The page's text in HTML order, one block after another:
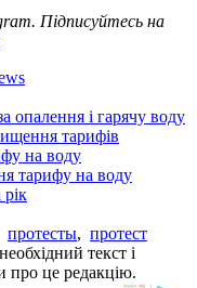
Підписуйтесь на
опалення і гарячу воду
тарифів
на воду
тарифу на воду
протесты, протест
текст і
про це редакцію.